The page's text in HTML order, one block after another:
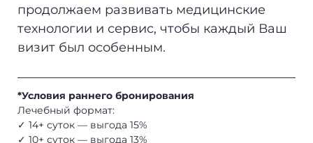
продолжаем развивать медицинские
технологии и сервис, чтобы каждый Ваш
визит был особенным.
*Условия раннего бронирования
Лечебный формат:
✓ 14+ суток — выгода 15%
✓ 10+ суток — выгода 13%